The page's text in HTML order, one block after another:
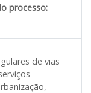
processo:
de vias